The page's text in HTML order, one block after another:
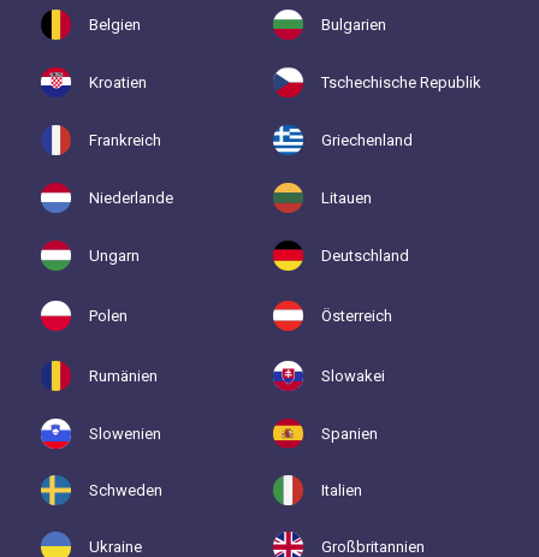
Belgien Bulgarien
Kroatien Tschechische Republik
Frankreich Griechenland
Niederlande Litauen
Ungarn Deutschland
Polen Österreich
Rumänien Slowakei
Slowenien Spanien
Schweden Italien
Ukraine Großbritannien